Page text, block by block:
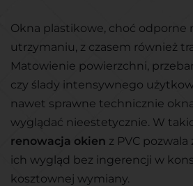
Okna plastikowe, choć odporne
utrzymaniu, z czasem również
Matowienie powierzchni,
czy ślady intensywnego
nawet sprawne technicznie
wyglądać nieestetycznie. W
renowacja okien z PVC
ich wygląd bez ingerencji w
kosztownej wymiany.